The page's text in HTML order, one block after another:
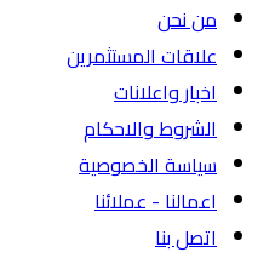
من نحن
علاقات المستثمرين
اخبار واعلانات
الشروط والاحكام
سياسة الخصوصية
اعمالنا - عملائنا
اتصل بنا